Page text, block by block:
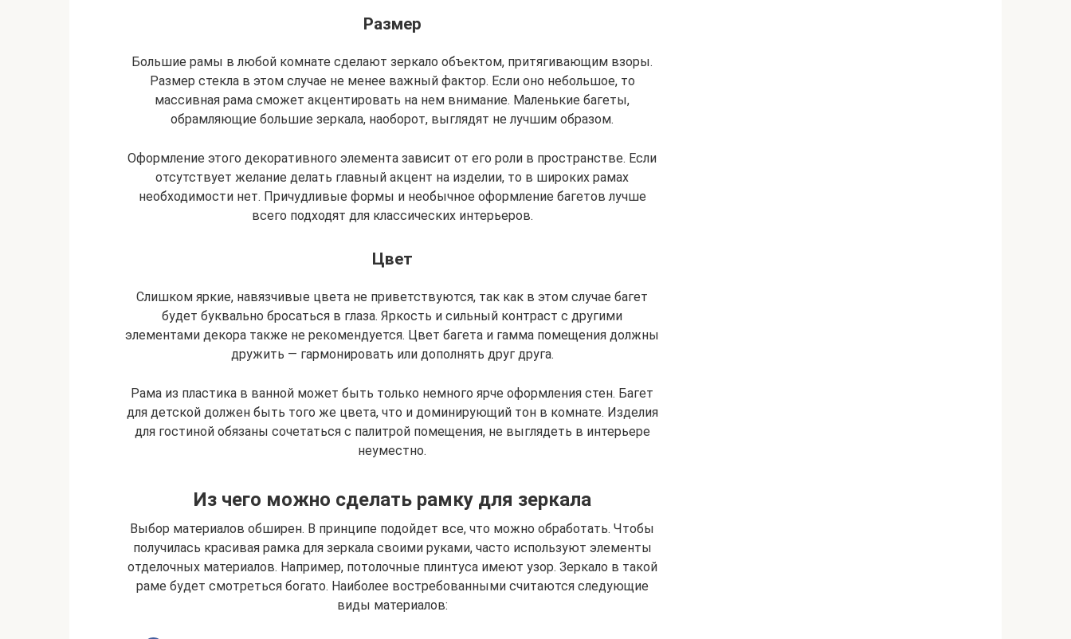
Размер
Большие рамы в любой комнате сделают зеркало объектом, притягивающим взоры.
Размер стекла в этом случае не менее важный фактор. Если оно небольшое, то
массивная рама сможет акцентировать на нем внимание. Маленькие багеты,
обрамляющие большие зеркала, наоборот, выглядят не лучшим образом.
Оформление этого декоративного элемента зависит от его роли в пространстве. Если
отсутствует желание делать главный акцент на изделии, то в широких рамах
необходимости нет. Причудливые формы и необычное оформление багетов лучше
всего подходят для классических интерьеров.
Цвет
Слишком яркие, навязчивые цвета не приветствуются, так как в этом случае багет
будет буквально бросаться в глаза. Яркость и сильный контраст с другими
элементами декора также не рекомендуется. Цвет багета и гамма помещения должны
дружить — гармонировать или дополнять друг друга.
Рама из пластика в ванной может быть только немного ярче оформления стен. Багет
для детской должен быть того же цвета, что и доминирующий тон в комнате. Изделия
для гостиной обязаны сочетаться с палитрой помещения, не выглядеть в интерьере
неуместно.
Из чего можно сделать рамку для зеркала
Выбор материалов обширен. В принципе подойдет все, что можно обработать. Чтобы
получилась красивая рамка для зеркала своими руками, часто используют элементы
отделочных материалов. Например, потолочные плинтуса имеют узор. Зеркало в такой
раме будет смотреться богато. Наиболее востребованными считаются следующие
виды материалов: